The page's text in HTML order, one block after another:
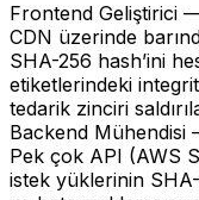
Frontend Geliştirici
CDN üzerinde
SHA-256 hash’ini
etiketlerindeki
tedarik zinciri
Backend Mühendisi
Pek çok API (AWS
istek yüklerinin